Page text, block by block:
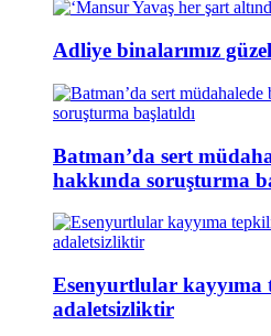
Adliye binalarımız
Batman’da sert
hakkında soruşturma
Esenyurtlular
adaletsizliktir